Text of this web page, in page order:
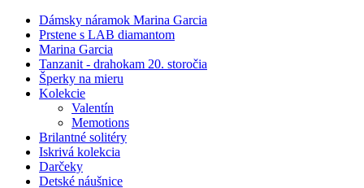
Dámsky náramok Marina Garcia
Prstene s LAB diamantom
Marina Garcia
Tanzanit - drahokam 20. storočia
Šperky na mieru
Kolekcie
Valentín
Memotions
Brilantné solitéry
Iskrivá kolekcia
Darčeky
Detské náušnice